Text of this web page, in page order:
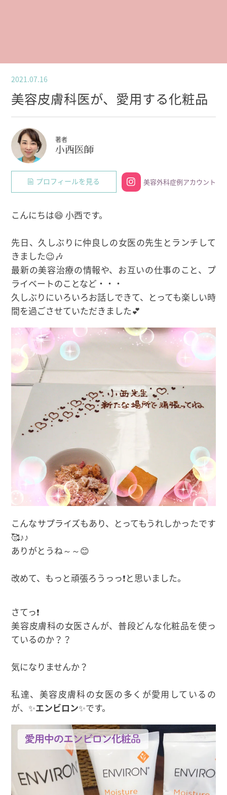
2021.07.16
美容皮膚科医が、愛用する化粧品
著者
小西医師
プロフィールを見る 美容外科症例アカウント
こんにちは😄 小西です。
先日、久しぶりに仲良しの女医の先生とランチして
きました😉🎶
最新の美容治療の情報や、お互いの仕事のこと、プ
ライベートのことなど・・・
久しぶりにいろいろお話しできて、とっても楽しい時
間を過ごさせていただきました💕
こんなサプライズもあり、とってもうれしかったです
🥰♪♪
ありがとうね～～😊
改めて、もっと頑張ろうっっ❗と思いました。
さてっ❗
美容皮膚科の女医さんが、普段どんな化粧品を使っ
ているのか？？
気になりませんか？
私達、美容皮膚科の女医の多くが愛用しているの
が、✨エンビロン✨です。